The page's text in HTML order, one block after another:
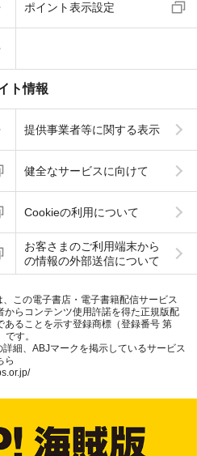
ポイント表示設定
ト情報
提供事業者等に関する表示
健全なサービスに向けて
Cookieの利用について
お客さまのご利用端末から
の情報の外部送信について
、この電子書店・電子書籍配信サービス
からコンテンツ使用許諾を得た正規版配
あることを示す登録商標（登録番号 第
す。
詳細、ABJマークを掲示しているサービス
ら